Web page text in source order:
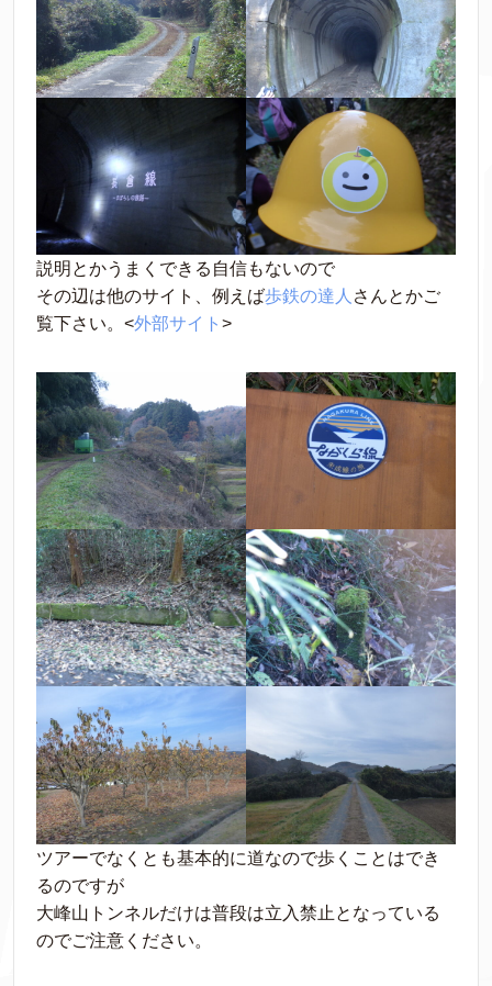
説明とかうまくできる自信もないので
その辺は他のサイト、例えば歩鉄の達人 さんとかご
覧下さい。<外部サイト >
ツアーでなくとも基本的に道なので歩くことはでき
るのですが
大峰山トンネルだけは普段は立入禁止となっている
のでご注意ください。